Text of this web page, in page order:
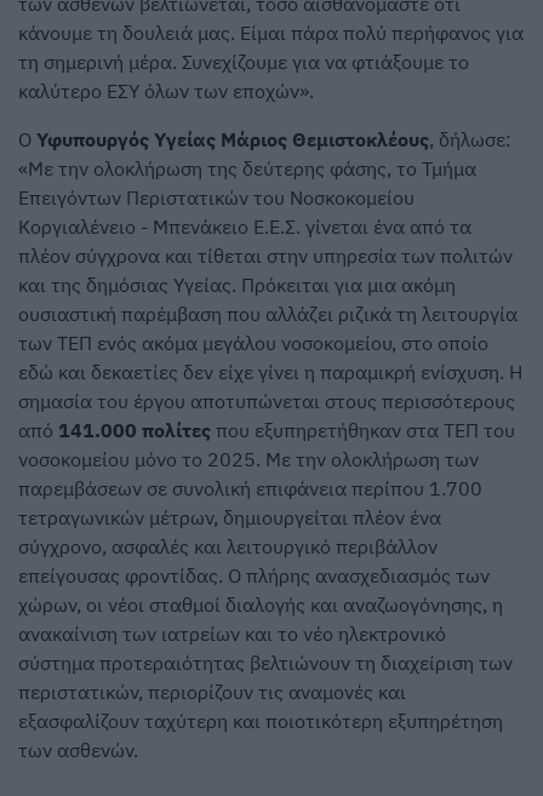
κάνουμε τη δουλειά μας. Είμαι πάρα πολύ περήφανος για
τη σημερινή μέρα. Συνεχίζουμε για να φτιάξουμε το
καλύτερο ΕΣΥ όλων των εποχών».
Ο Υφυπουργός Υγείας Μάριος Θεμιστοκλέους, δήλωσε:
«Με την ολοκλήρωση της δεύτερης φάσης, το Τμήμα
Επειγόντων Περιστατικών του Νοσκοκομείου
Κοργιαλένειο - Μπενάκειο Ε.Ε.Σ. γίνεται ένα από τα
πλέον σύγχρονα και τίθεται στην υπηρεσία των πολιτών
και της δημόσιας Υγείας. Πρόκειται για μια ακόμη
ουσιαστική παρέμβαση που αλλάζει ριζικά τη λειτουργία
των ΤΕΠ ενός ακόμα μεγάλου νοσοκομείου, στο οποίο
εδώ και δεκαετίες δεν είχε γίνει η παραμικρή ενίσχυση. Η
σημασία του έργου αποτυπώνεται στους περισσότερους
από 141.000 πολίτες που εξυπηρετήθηκαν στα ΤΕΠ του
νοσοκομείου μόνο το 2025. Με την ολοκλήρωση των
παρεμβάσεων σε συνολική επιφάνεια περίπου 1.700
τετραγωνικών μέτρων, δημιουργείται πλέον ένα
σύγχρονο, ασφαλές και λειτουργικό περιβάλλον
επείγουσας φροντίδας. Ο πλήρης ανασχεδιασμός των
χώρων, οι νέοι σταθμοί διαλογής και αναζωογόνησης, η
ανακαίνιση των ιατρείων και το νέο ηλεκτρονικό
σύστημα προτεραιότητας βελτιώνουν τη διαχείριση των
περιστατικών, περιορίζουν τις αναμονές και
εξασφαλίζουν ταχύτερη και ποιοτικότερη εξυπηρέτηση
των ασθενών.